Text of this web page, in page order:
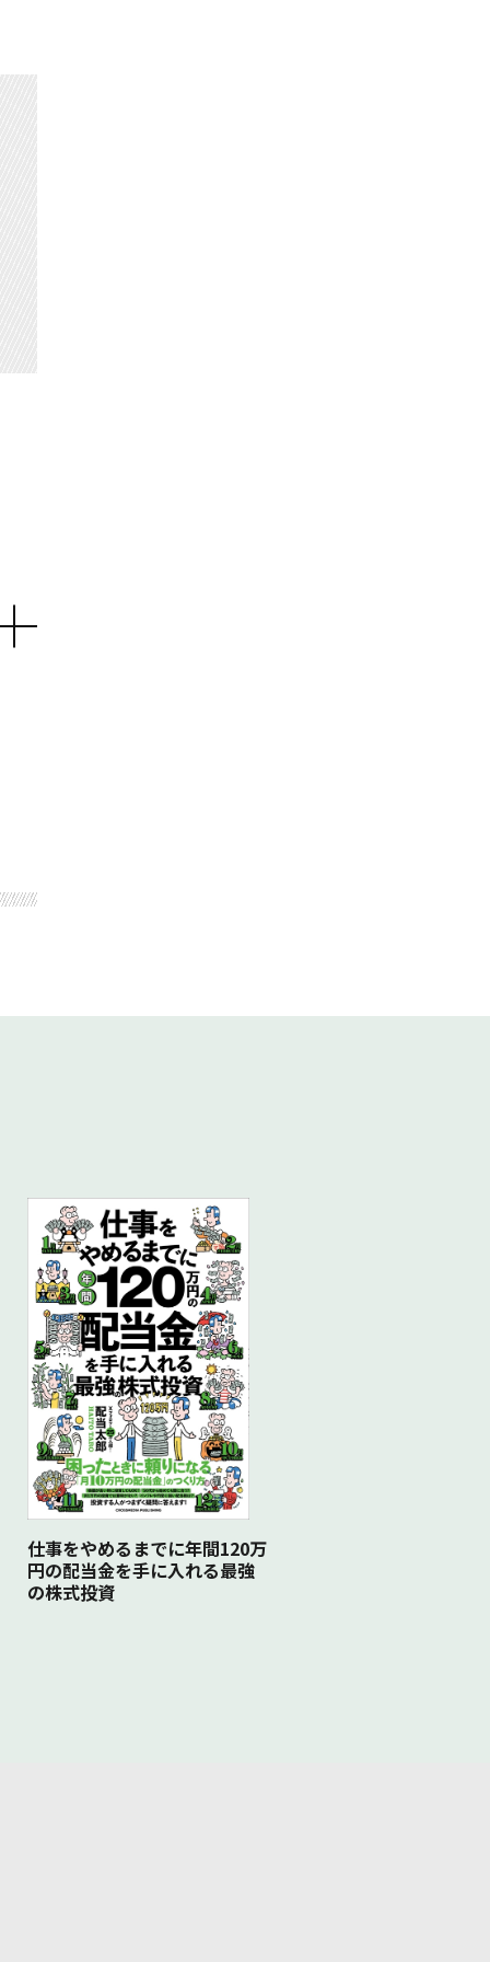
仕事をやめるまでに年間120万
円の配当金を手に入れる最強
の株式投資